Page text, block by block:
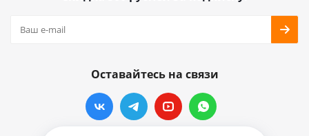
Оставайтесь на связи